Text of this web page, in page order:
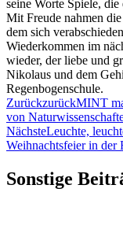
seine Worte Spiele,
Mit Freude nahmen
dem sich
Wiederkommen im
wieder, der liebe und
Nikolaus und dem
Regenbogenschule.
ZurückzurückMINT
von
NächsteLeuchte,
Weihnachtsfeier in der
Sonstige